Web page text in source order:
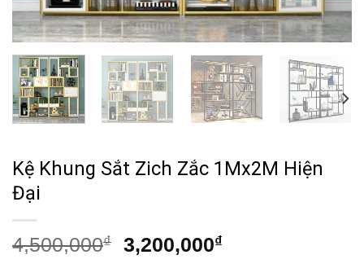
Kệ Khung Sắt Zich Zắc 1Mx2M Hiện
Đại
4,500,000₫
Giá
3,200,000₫Giá